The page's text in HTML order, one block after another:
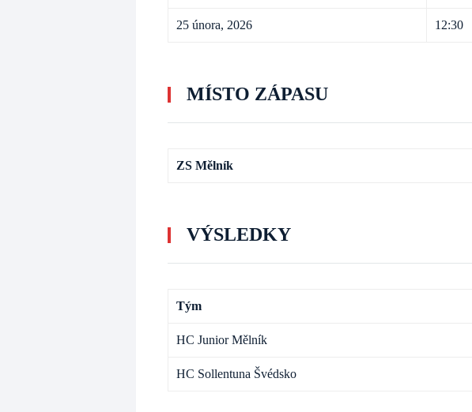
25 února, 2026 12:30
MÍSTO ZÁPASU
ZS Mělník
VÝSLEDKY
Tým
HC Junior Mělník
HC Sollentuna Švédsko